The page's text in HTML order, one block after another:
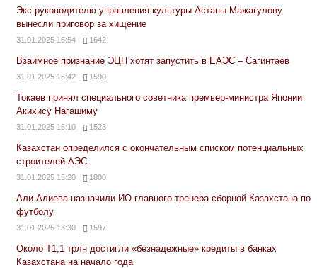
Экс-руководителю управления культуры Астаны Мажагулову
вынесли приговор за хищение
31.01.2025 16:54 1642
Взаимное признание ЭЦП хотят запустить в ЕАЭС – Сагинтаев
31.01.2025 16:42 1590
Токаев принял специального советника премьер-министра Японии
Акихису Нагашиму
31.01.2025 16:10 1523
Казахстан определился с окончательным списком потенциальных
строителей АЭС
31.01.2025 15:20 1800
Али Алиева назначили ИО главного тренера сборной Казахстана по
футболу
31.01.2025 13:30 1597
Около Т1,1 трлн достигли «безнадежные» кредиты в банках
Казахстана на начало года